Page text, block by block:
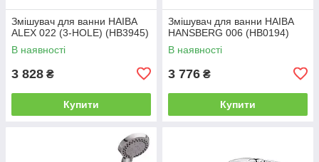
Змішувач для ванни HAIBA
ALEX 022 (3-HOLE) (HB3945)
В наявності
3 828 ₴
Купити
Змішувач для ванни HAIBA
HANSBERG 006 (HB0194)
В наявності
3 776 ₴
Купити